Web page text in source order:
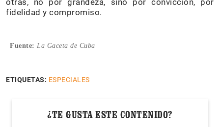
otras, no por grandeza, sino por convicción, por
fidelidad y compromiso.
Fuente: La Gaceta de Cuba
ETIQUETAS: ESPECIALES
¿TE GUSTA ESTE CONTENIDO?